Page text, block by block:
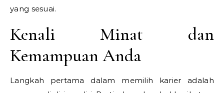
yang sesuai.
Kenali Minat dan
Kemampuan Anda
Langkah pertama dalam memilih karier adalah